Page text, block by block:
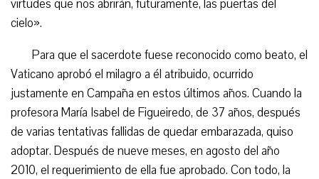
virtudes que nos abrirán, futuramente, las puertas del
cielo».
Para que el sacerdote fuese reconocido como beato, el
Vaticano aprobó el milagro a él atribuido, ocurrido
justamente en Campaña en estos últimos años. Cuando la
profesora María Isabel de Figueiredo, de 37 años, después
de varias tentativas fallidas de quedar embarazada, quiso
adoptar. Después de nueve meses, en agosto del año
2010, el requerimiento de ella fue aprobado. Con todo, la